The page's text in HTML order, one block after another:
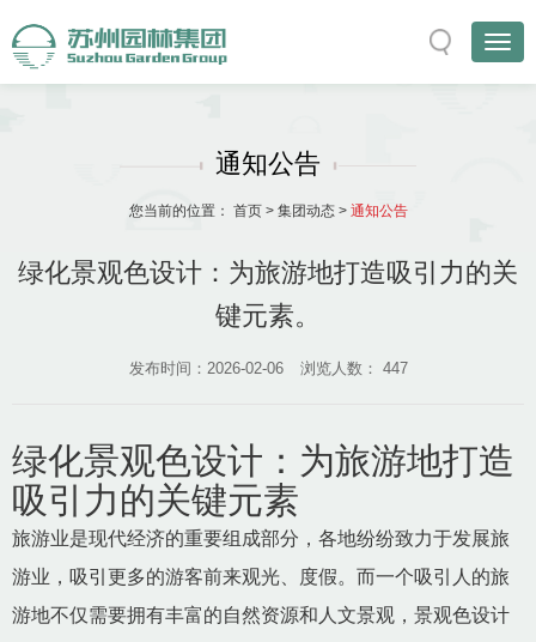
通知公告
您当前的位置： 首页> 集团动态> 通知公告
绿化景观色设计：为旅游地打造吸引力的关
键元素。
发布时间：2026-02-06 浏览人数： 447
绿化景观色设计：为旅游地打造
吸引力的关键元素
旅游业是现代经济的重要组成部分，各地纷纷致力于发展旅
游业，吸引更多的游客前来观光、度假。而一个吸引人的旅
游地不仅需要拥有丰富的自然资源和人文景观，景观色设计